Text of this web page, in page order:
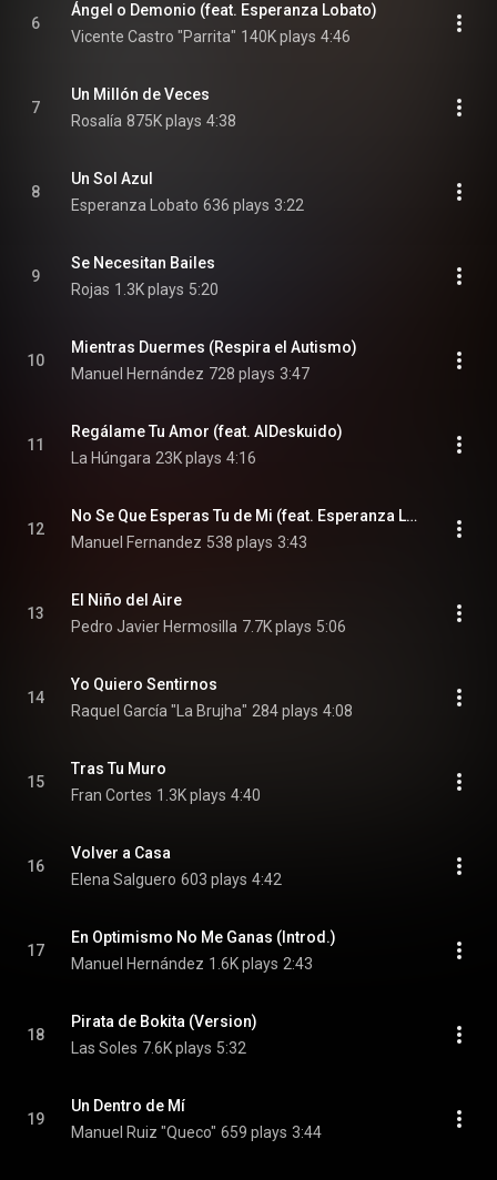
6
Ángel o Demonio (feat. Esperanza Lobato)
Vicente Castro "Parrita" 140K plays 4:46
7
Un Millón de Veces
Rosalía 875K plays 4:38
8
Un Sol Azul
Esperanza Lobato 636 plays 3:22
9
Se Necesitan Bailes
Rojas 1.3K plays 5:20
10
Mientras Duermes (Respira el Autismo)
Manuel Hernández 728 plays 3:47
11
Regálame Tu Amor (feat. AlDeskuido)
La Húngara 23K plays 4:16
12
No Se Que Esperas Tu de Mi (feat. Esperanza Lobato)
Manuel Fernandez 538 plays 3:43
13
El Niño del Aire
Pedro Javier Hermosilla 7.7K plays 5:06
14
Yo Quiero Sentirnos
Raquel García "La Brujha" 284 plays 4:08
15
Tras Tu Muro
Fran Cortes 1.3K plays 4:40
16
Volver a Casa
Elena Salguero 603 plays 4:42
17
En Optimismo No Me Ganas (Introd.)
Manuel Hernández 1.6K plays 2:43
18
Pirata de Bokita (Version)
Las Soles 7.6K plays 5:32
19
Un Dentro de Mí
Manuel Ruiz "Queco" 659 plays 3:44